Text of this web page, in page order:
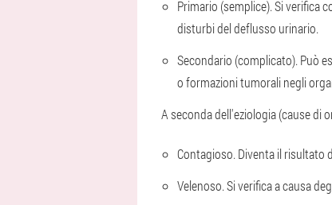
Primario (semplice). Si verifica
disturbi del deflusso urinario.
Secondario (complicato). Può
o formazioni tumorali negli
A seconda dell'eziologia (cause di
Contagioso. Diventa il risultato
Velenoso. Si verifica a causa